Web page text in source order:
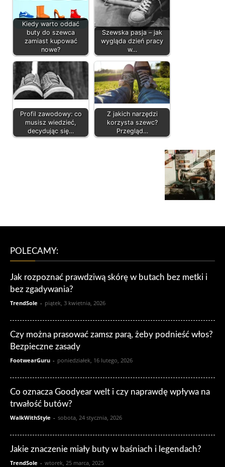
Kiedy warto oddać
buty do szewca
zamiast kupować
nowe?
Szewska pasja – jak
wygląda dzień pracy
w…
Profil zawodowy: co
musisz wiedzieć,
decydując się…
Z jakich narzędzi
korzysta szewc?
Przegląd…
POLECAMY:
Jak rozpoznać prawdziwą skórę w butach bez metki i
bez zgadywania?
TrendSole - piątek, 3 kwietnia, 2026
Czy można prasować zamsz parą, żeby podnieść włos?
Bezpieczne zasady
FootwearGuru - poniedziałek, 16 lutego, 2026
Co oznacza Goodyear welt i czy naprawdę wpływa na
trwałość butów?
WalkWithStyle - sobota, 24 stycznia, 2026
Jakie znaczenie miały buty w baśniach i legendach?
TrendSole - wtorek, 25 marca, 2025